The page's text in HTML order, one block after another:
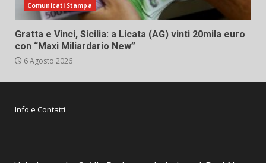
Comunicati Stampa
Gratta e Vinci, Sicilia: a Licata (AG) vinti 20mila euro
con “Maxi Miliardario New”
6 Agosto 2026
Info e Contatti